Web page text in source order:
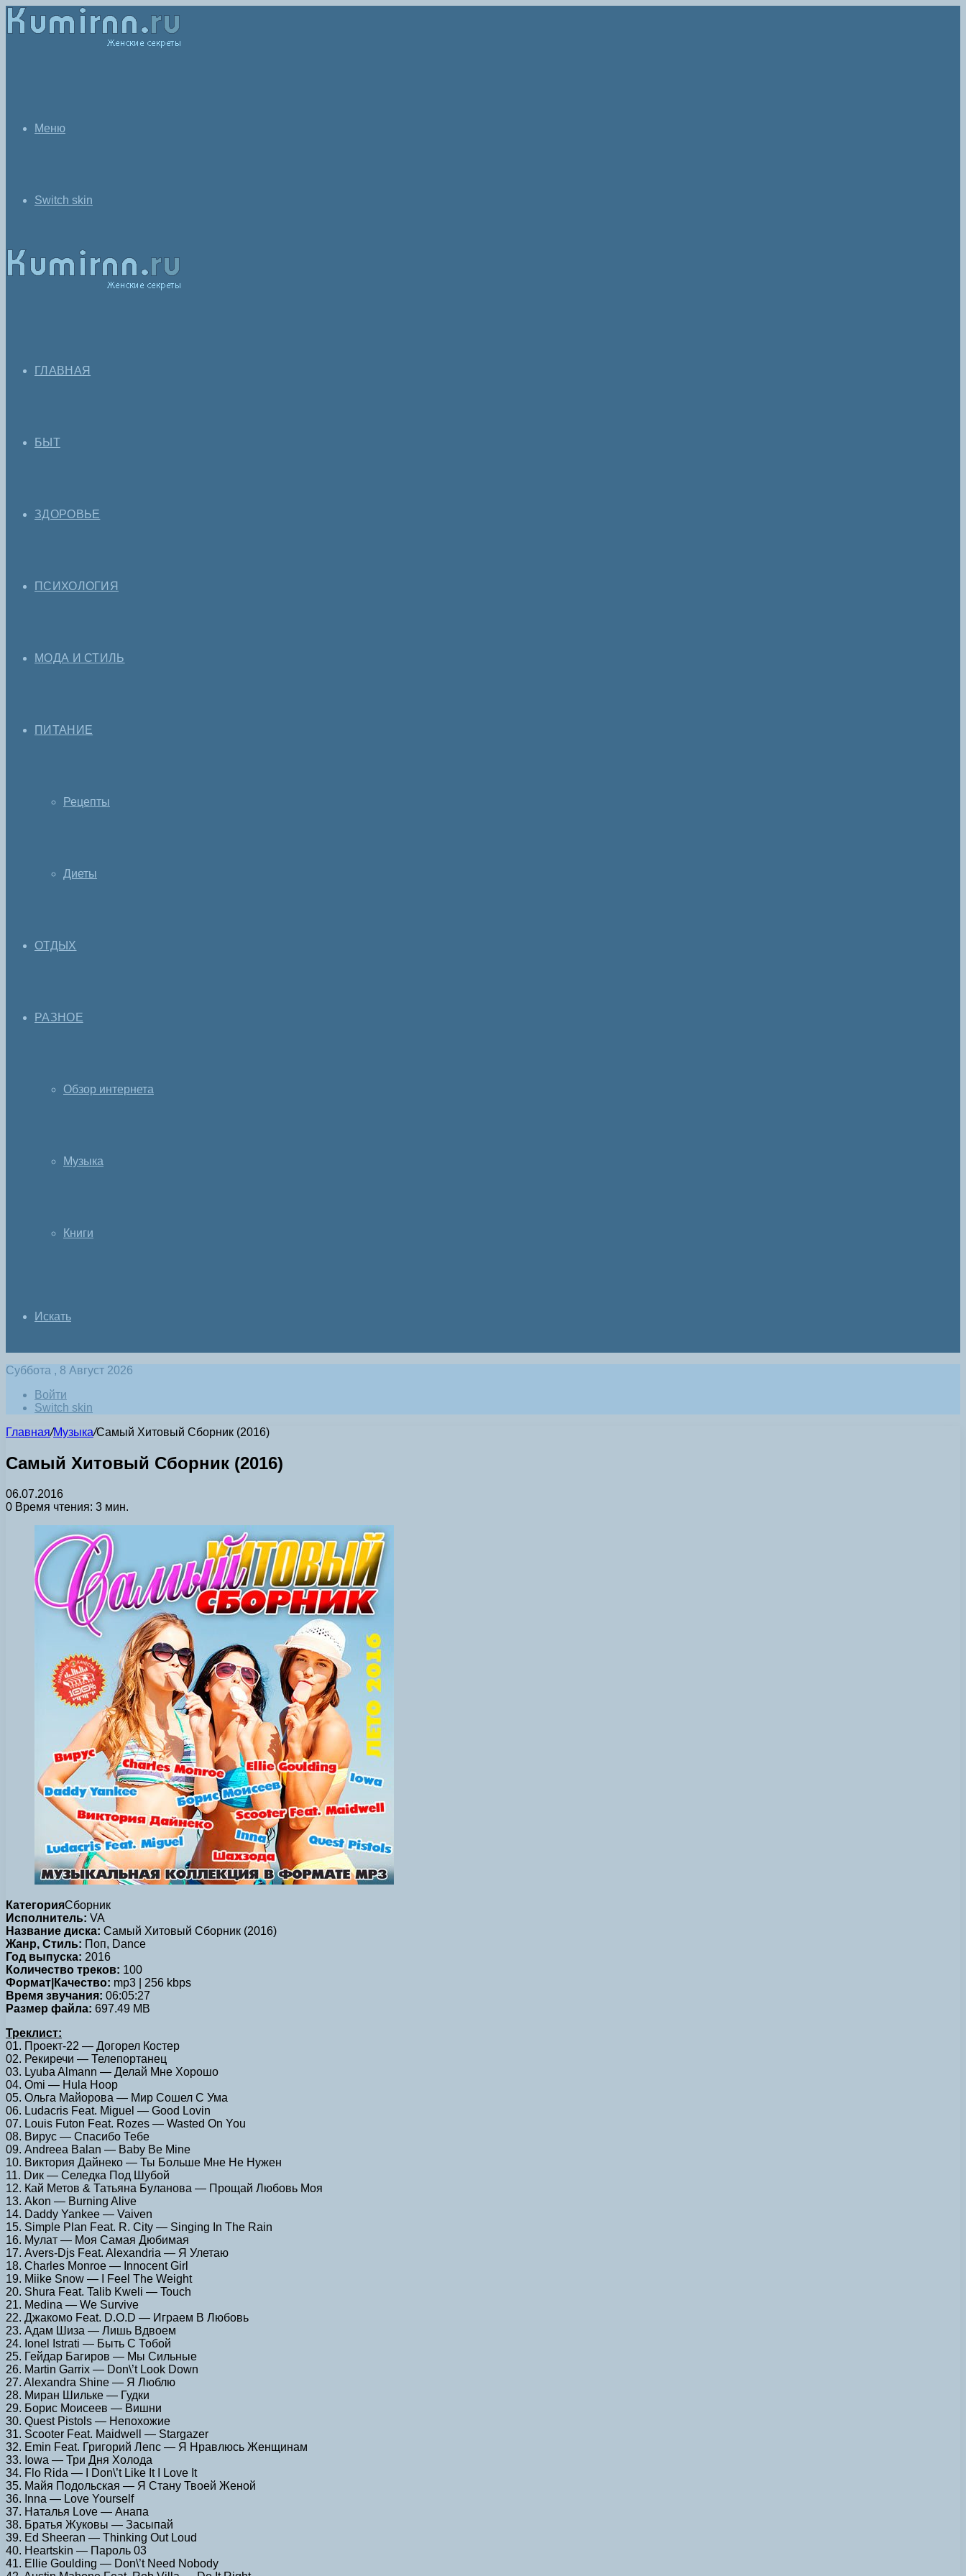
Меню
Switch skin
ГЛАВНАЯ
БЫТ
ЗДОРОВЬЕ
ПСИХОЛОГИЯ
МОДА И СТИЛЬ
ПИТАНИЕ
Рецепты
Диеты
ОТДЫХ
РАЗНОЕ
Обзор интернета
Музыка
Книги
Искать
Суббота , 8 Август 2026
Войти
Switch skin
Главная/Музыка/Самый Хитовый Сборник (2016)
Самый Хитовый Сборник (2016)
06.07.2016
0 Время чтения: 3 мин.
КатегорияСборник
Исполнитель: VA
Название диска: Самый Хитовый Сборник (2016)
Жанр, Стиль: Поп, Dance
Год выпуска: 2016
Количество треков: 100
Формат|Качество: mp3 | 256 kbps
Время звучания: 06:05:27
Размер файла: 697.49 MB
Треклист:
01. Проект-22 — Догорел Костер
02. Рекиречи — Телепортанец
03. Lyuba Almann — Делай Мне Хорошо
04. Omi — Hula Hoop
05. Ольга Майорова — Мир Сошел С Ума
06. Ludacris Feat. Miguel — Good Lovin
07. Louis Futon Feat. Rozes — Wasted On You
08. Вирус — Спасибо Тебе
09. Andreea Balan — Baby Be Mine
10. Виктория Дайнеко — Ты Больше Мне Не Нужен
11. Dик — Селедка Под Шубой
12. Кай Метов & Татьяна Буланова — Прощай Любовь Моя
13. Akon — Burning Alive
14. Daddy Yankee — Vaiven
15. Simple Plan Feat. R. City — Singing In The Rain
16. Мулат — Моя Самая Дюбимая
17. Avers-Djs Feat. Alexandria — Я Улетаю
18. Charles Monroe — Innocent Girl
19. Miike Snow — I Feel The Weight
20. Shura Feat. Talib Kweli — Touch
21. Medina — We Survive
22. Джакомо Feat. D.O.D — Играем В Любовь
23. Адам Шиза — Лишь Вдвоем
24. Ionel Istrati — Быть С Тобой
25. Гейдар Багиров — Мы Сильные
26. Martin Garrix — Don\’t Look Down
27. Alexandra Shine — Я Люблю
28. Миран Шильке — Гудки
29. Борис Моисеев — Вишни
30. Quest Pistols — Непохожие
31. Scooter Feat. Maidwell — Stargazer
32. Emin Feat. Григорий Лепс — Я Нравлюсь Женщинам
33. Iowa — Три Дня Холода
34. Flo Rida — I Don\’t Like It I Love It
35. Майя Подольская — Я Стану Твоей Женой
36. Inna — Love Yourself
37. Наталья Love — Анапа
38. Братья Жуковы — Засыпай
39. Ed Sheeran — Thinking Out Loud
40. Heartskin — Пароль 03
41. Ellie Goulding — Don\’t Need Nobody